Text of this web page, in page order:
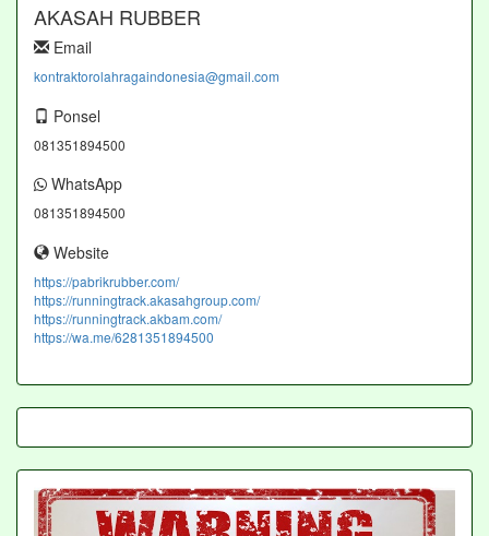
AKASAH RUBBER
Email
kontraktorolahragaindonesia@gmail.com
Ponsel
081351894500
WhatsApp
081351894500
Website
https://pabrikrubber.com/
https://runningtrack.akasahgroup.com/
https://runningtrack.akbam.com/
https://wa.me/6281351894500